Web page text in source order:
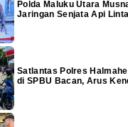
Polda Maluku Utara
Jaringan Senjata Api
Satlantas Polres
di SPBU Bacan, Arus